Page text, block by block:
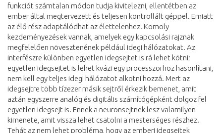
funkciót számtalan módon tudja kivitelezni, ellentétben az
ember által megtervezett és teljesen kontrollált géppel. Emiatt
az élő rész adaptálódhat az élettelenhez. Komoly
kezdeményezések vannak, amelyek egy kapcsolási rajznak
megfelelően növesztenének például idegi hálózatokat. Az
interfészre különben egyetlen idegsejtet is rá lehet kötni;
egyetlen idegsejtet is lehet kvázi egy processzorhoz hasonlítani,
nem kell egy teljes idegi hálózatot alkotni hozzá. Mert az
idegsejtre több tízezer másik sejtről érkezik bemenet, amit
aztán egyszerre analóg és digitális számítógépként dolgoz fel
egyetlen idegsejt is. Ennek a neuronsejtnek lesz valamilyen
kimenete, amit vissza lehet csatolni a mesterséges részhez.
Tehát az nem lehet probléma, hogy az emberi idegsejtek